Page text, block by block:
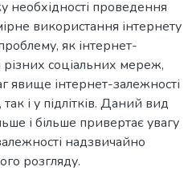
необхідності проведення
використання інтернету
як інтернет-
різних соціальних мереж,
явище інтернет-залежності
і у підлітків. Даний вид
і більше привертає увагу
надзвичайно
розгляду.